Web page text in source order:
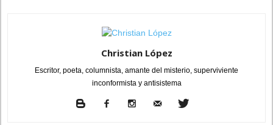
Christian López
Escritor, poeta, columnista, amante del misterio, superviviente
inconformista y antisistema